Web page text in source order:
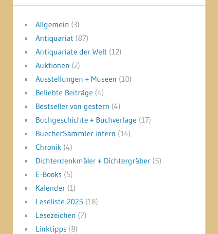
Allgemein (3)
Antiquariat (87)
Antiquariate der Welt (12)
Auktionen (2)
Ausstellungen + Museen (10)
Beliebte Beiträge (4)
Bestseller von gestern (4)
Buchgeschichte + Buchverlage (17)
BuecherSammler intern (14)
Chronik(4)
Dichterdenkmäler + Dichtergräber(5)
E-Books(5)
Kalender(1)
Leseliste 2025 (18)
Lesezeichen (7)
Linktipps(8)